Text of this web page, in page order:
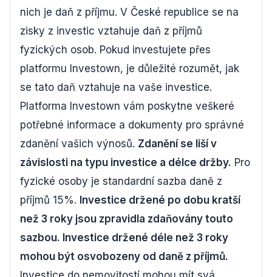
nich je daň z příjmu. V České republice se na
zisky z investic vztahuje daň z příjmů
fyzických osob. Pokud investujete přes
platformu Investown, je důležité rozumět, jak
se tato daň vztahuje na vaše investice.
Platforma Investown vám poskytne veškeré
potřebné informace a dokumenty pro správné
zdanění vašich výnosů. Zdanění se liší v
závislosti na typu investice a délce držby. Pro
fyzické osoby je standardní sazba daně z
příjmů 15%. Investice držené po dobu kratší
než 3 roky jsou zpravidla zdaňovány touto
sazbou. Investice držené déle než 3 roky
mohou být osvobozeny od daně z příjmů.